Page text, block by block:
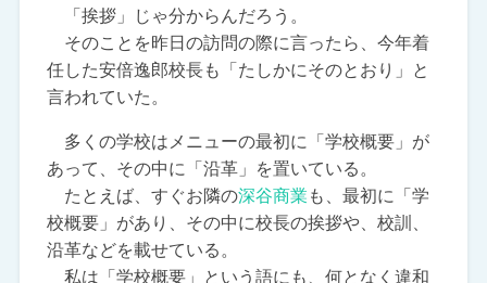
「挨拶」じゃ分からんだろう。
そのことを昨日の訪問の際に言ったら、今年着
任した安倍逸郎校長も「たしかにそのとおり」と
言われていた。
多くの学校はメニューの最初に「学校概要」が
あって、その中に「沿革」を置いている。
たとえば、すぐお隣の深谷商業 も、最初に「学
校概要」があり、その中に校長の挨拶や、校訓、
沿革などを載せている。
私は「学校概要」という語にも、何となく違和